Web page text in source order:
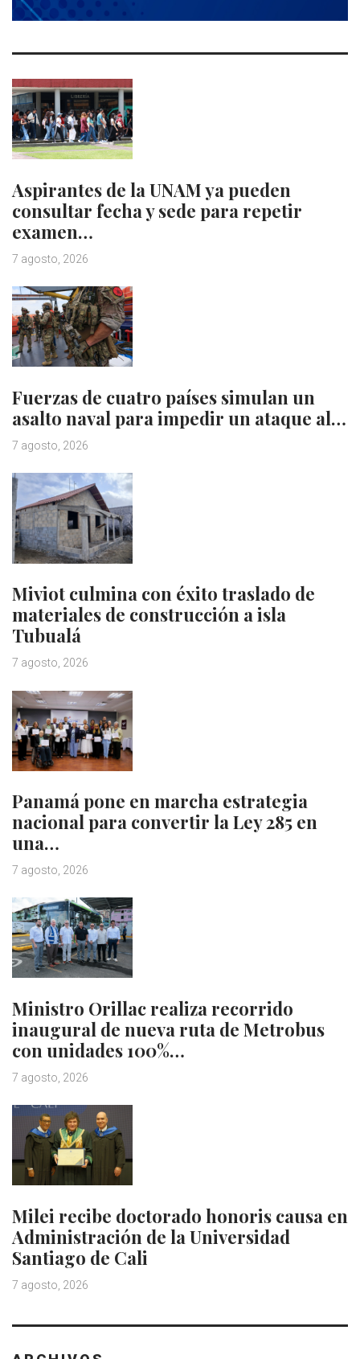
Aspirantes de la UNAM ya pueden
consultar fecha y sede para repetir
examen…
7 agosto, 2026
Fuerzas de cuatro países simulan un
asalto naval para impedir un ataque al…
7 agosto, 2026
Miviot culmina con éxito traslado de
materiales de construcción a isla
Tubualá
7 agosto, 2026
Panamá pone en marcha estrategia
nacional para convertir la Ley 285 en
una…
7 agosto, 2026
Ministro Orillac realiza recorrido
inaugural de nueva ruta de Metrobus
con unidades 100%…
7 agosto, 2026
Milei recibe doctorado honoris causa en
Administración de la Universidad
Santiago de Cali
7 agosto, 2026